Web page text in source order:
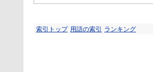
索引トップ 用語の索引 ランキング